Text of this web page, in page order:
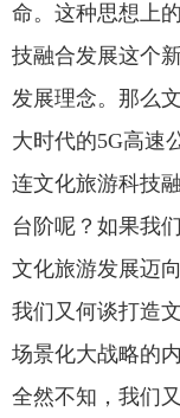
命。这种思想上
技融合发展这个
发展理念。那么
大时代的5G高速
连文化旅游科技
台阶呢？如果我
文化旅游发展迈
我们又何谈打造
场景化大战略的
全然不知，我们